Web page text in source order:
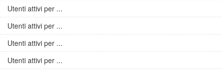
Utenti attivi per ...
Utenti attivi per ...
Utenti attivi per ...
Utenti attivi per ...